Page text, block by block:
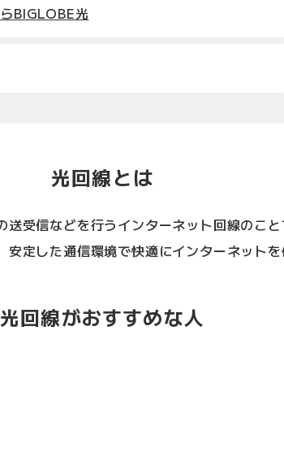
BIGLOBE光
光回線とは
受信などを行うインターネット回線のこと
定した通信環境で快適にインターネットを
光回線がおすすめな人